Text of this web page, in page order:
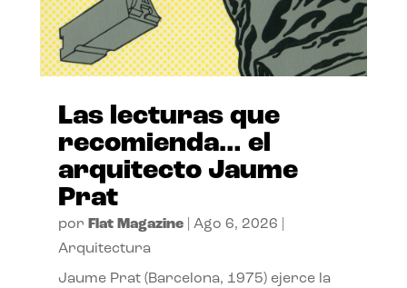
Las lecturas que
recomienda… el
arquitecto Jaume
Prat
por Flat Magazine| Ago 6, 2026
Arquitectura
Jaume Prat (Barcelona, 1975) ejerce la